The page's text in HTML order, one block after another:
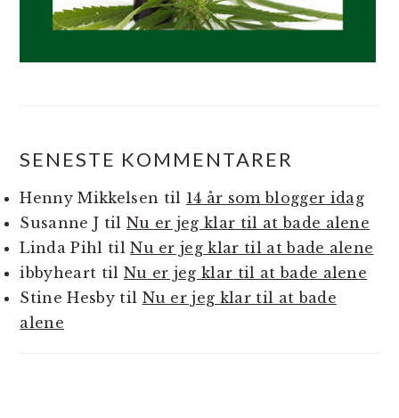
SENESTE KOMMENTARER
Henny Mikkelsen til 14 år som blogger idag
Susanne J til Nu er jeg klar til at bade alene
Linda Pihl tilNu er jeg klar til at bade alene
ibbyheart til Nu er jeg klar til at bade alene
Stine Hesbytil Nu er jeg klar til at bade
alene